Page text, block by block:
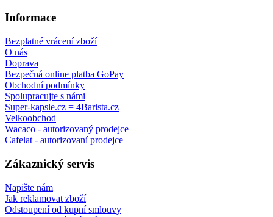
Informace
Bezplatné vrácení zboží
O nás
Doprava
Bezpečná online platba GoPay
Obchodní podmínky
Spolupracujte s námi
Super-kapsle.cz = 4Barista.cz
Velkoobchod
Wacaco - autorizovaný prodejce
Cafelat - autorizovaní prodejce
Zákaznický servis
Napište nám
Jak reklamovat zboží
Odstoupení od kupní smlouvy